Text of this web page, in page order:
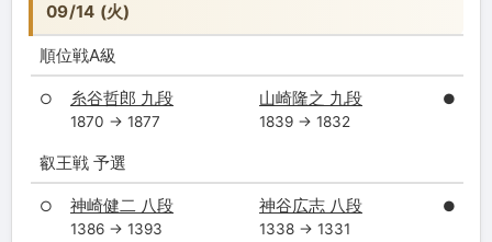
09/14 (火)
順位戦A級
○ 糸谷哲郎 九段
1870 → 1877
山崎隆之 九段
1839 → 1832
●
叡王戦 予選
○ 神崎健二 八段
1386 → 1393
神谷広志 八段
1338 → 1331
●